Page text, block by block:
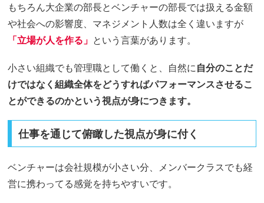
もちろん大企業の部長とベンチャーの部長では扱える金額
や社会への影響度、マネジメント人数は全く違いますが
「立場が人を作る」 という言葉があります。
小さい組織でも管理職として働くと、自然に自分のことだ
けではなく組織全体をどうすればパフォーマンスさせるこ
とができるのかという視点が身につきます。
仕事を通じて俯瞰した視点が身に付く
ベンチャーは会社規模が小さい分、メンバークラスでも経
営に携わってる感覚を持ちやすいです。